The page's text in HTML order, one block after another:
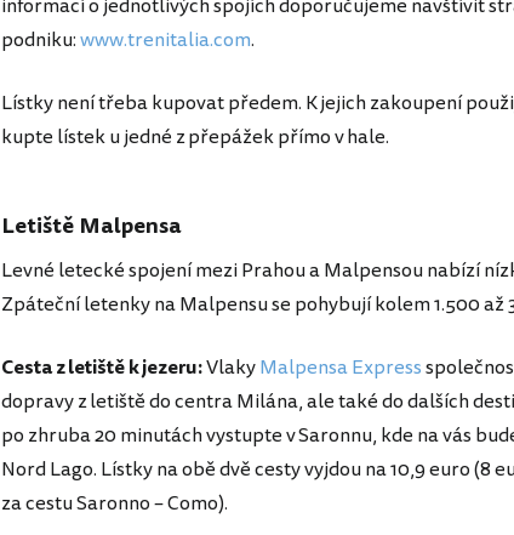
informací o jednotlivých spojích doporučujeme navštívit
podniku:www.trenitalia.com.
Lístky není třeba kupovat předem. K jejich zakoupení
kupte lístek u jedné z přepážek přímo v hale.
Letiště Malpensa
Levné letecké spojení mezi Prahou a Malpensou nabízí
Zpáteční letenky na Malpensu se pohybují kolem 1.500 až
Cesta z letiště k jezeru:VlakyMalpensa Express
dopravy z letiště do centra Milána, ale také do dalších
po zhruba 20 minutách vystupte v Saronnu, kde na vás
Nord Lago. Lístky na obě dvě cesty vyjdou na 10,9 euro (8
za cestu Saronno – Como).